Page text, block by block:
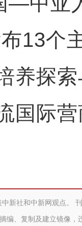
13个
养探
国际
新社和中新网观点。
编、复制及建立镜像，